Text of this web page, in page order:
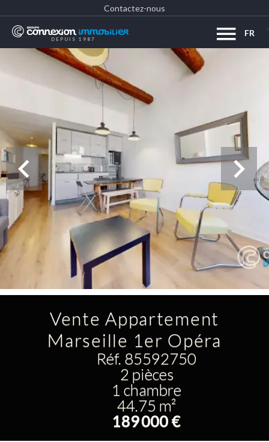
DEPUIS 1987
FR
Contactez-nous
Vente Appartement
Marseille 1er Opéra
Réf. 85592750
2 pièces
1 chambre
44.75 m²
189 000 €